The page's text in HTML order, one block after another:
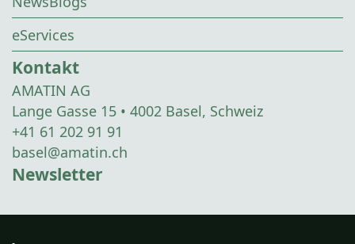
eServices
Kontakt
AMATIN AG
Lange Gasse 15 • 4002 Basel, Schweiz
+41 61 202 91 91
basel@amatin.ch
Newsletter